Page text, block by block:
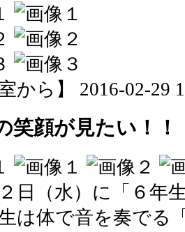
室から】 2016-02-29
笑顔が見たい！！
日（水）に「６年
は体で音を奏でる